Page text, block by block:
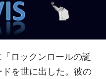
ロックンロールの誕
を世に出した。彼の